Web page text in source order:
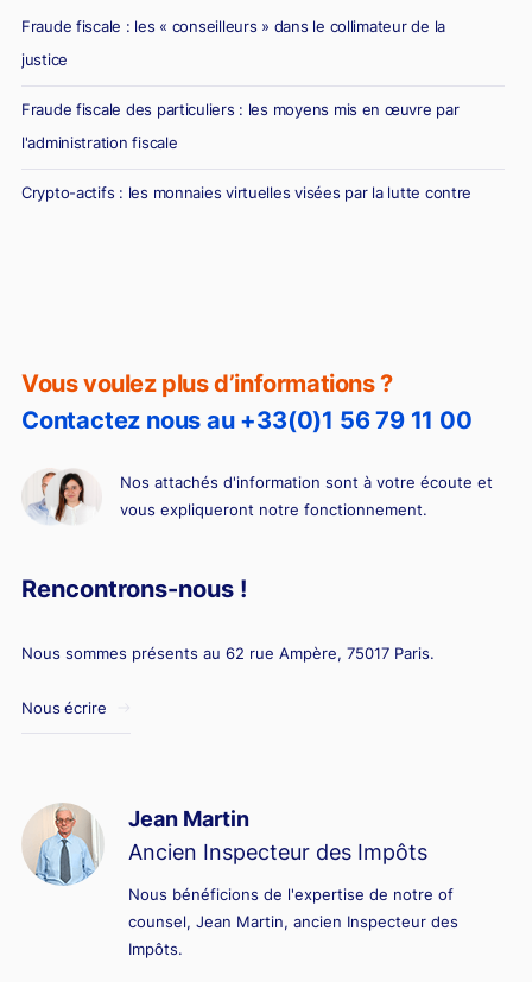
Vous voulez plus d’informations ?
Contactez nous au +33(0)1 56 79 11 00
Nos attachés d'information sont à votre écoute et
vous expliqueront notre fonctionnement.
Rencontrons-nous !
Nous sommes présents au 62 rue Ampère, 75017 Paris.
Nous écrire
Jean Martin
Ancien Inspecteur des Impôts
Nous bénéficions de l'expertise de notre of
counsel, Jean Martin, ancien Inspecteur des
Impôts.
Fraude fiscale : les « conseilleurs » dans le collimateur de la
justice
Fraude fiscale des particuliers : les moyens mis en œuvre par
l'administration fiscale
Crypto-actifs : les monnaies virtuelles visées par la lutte contre